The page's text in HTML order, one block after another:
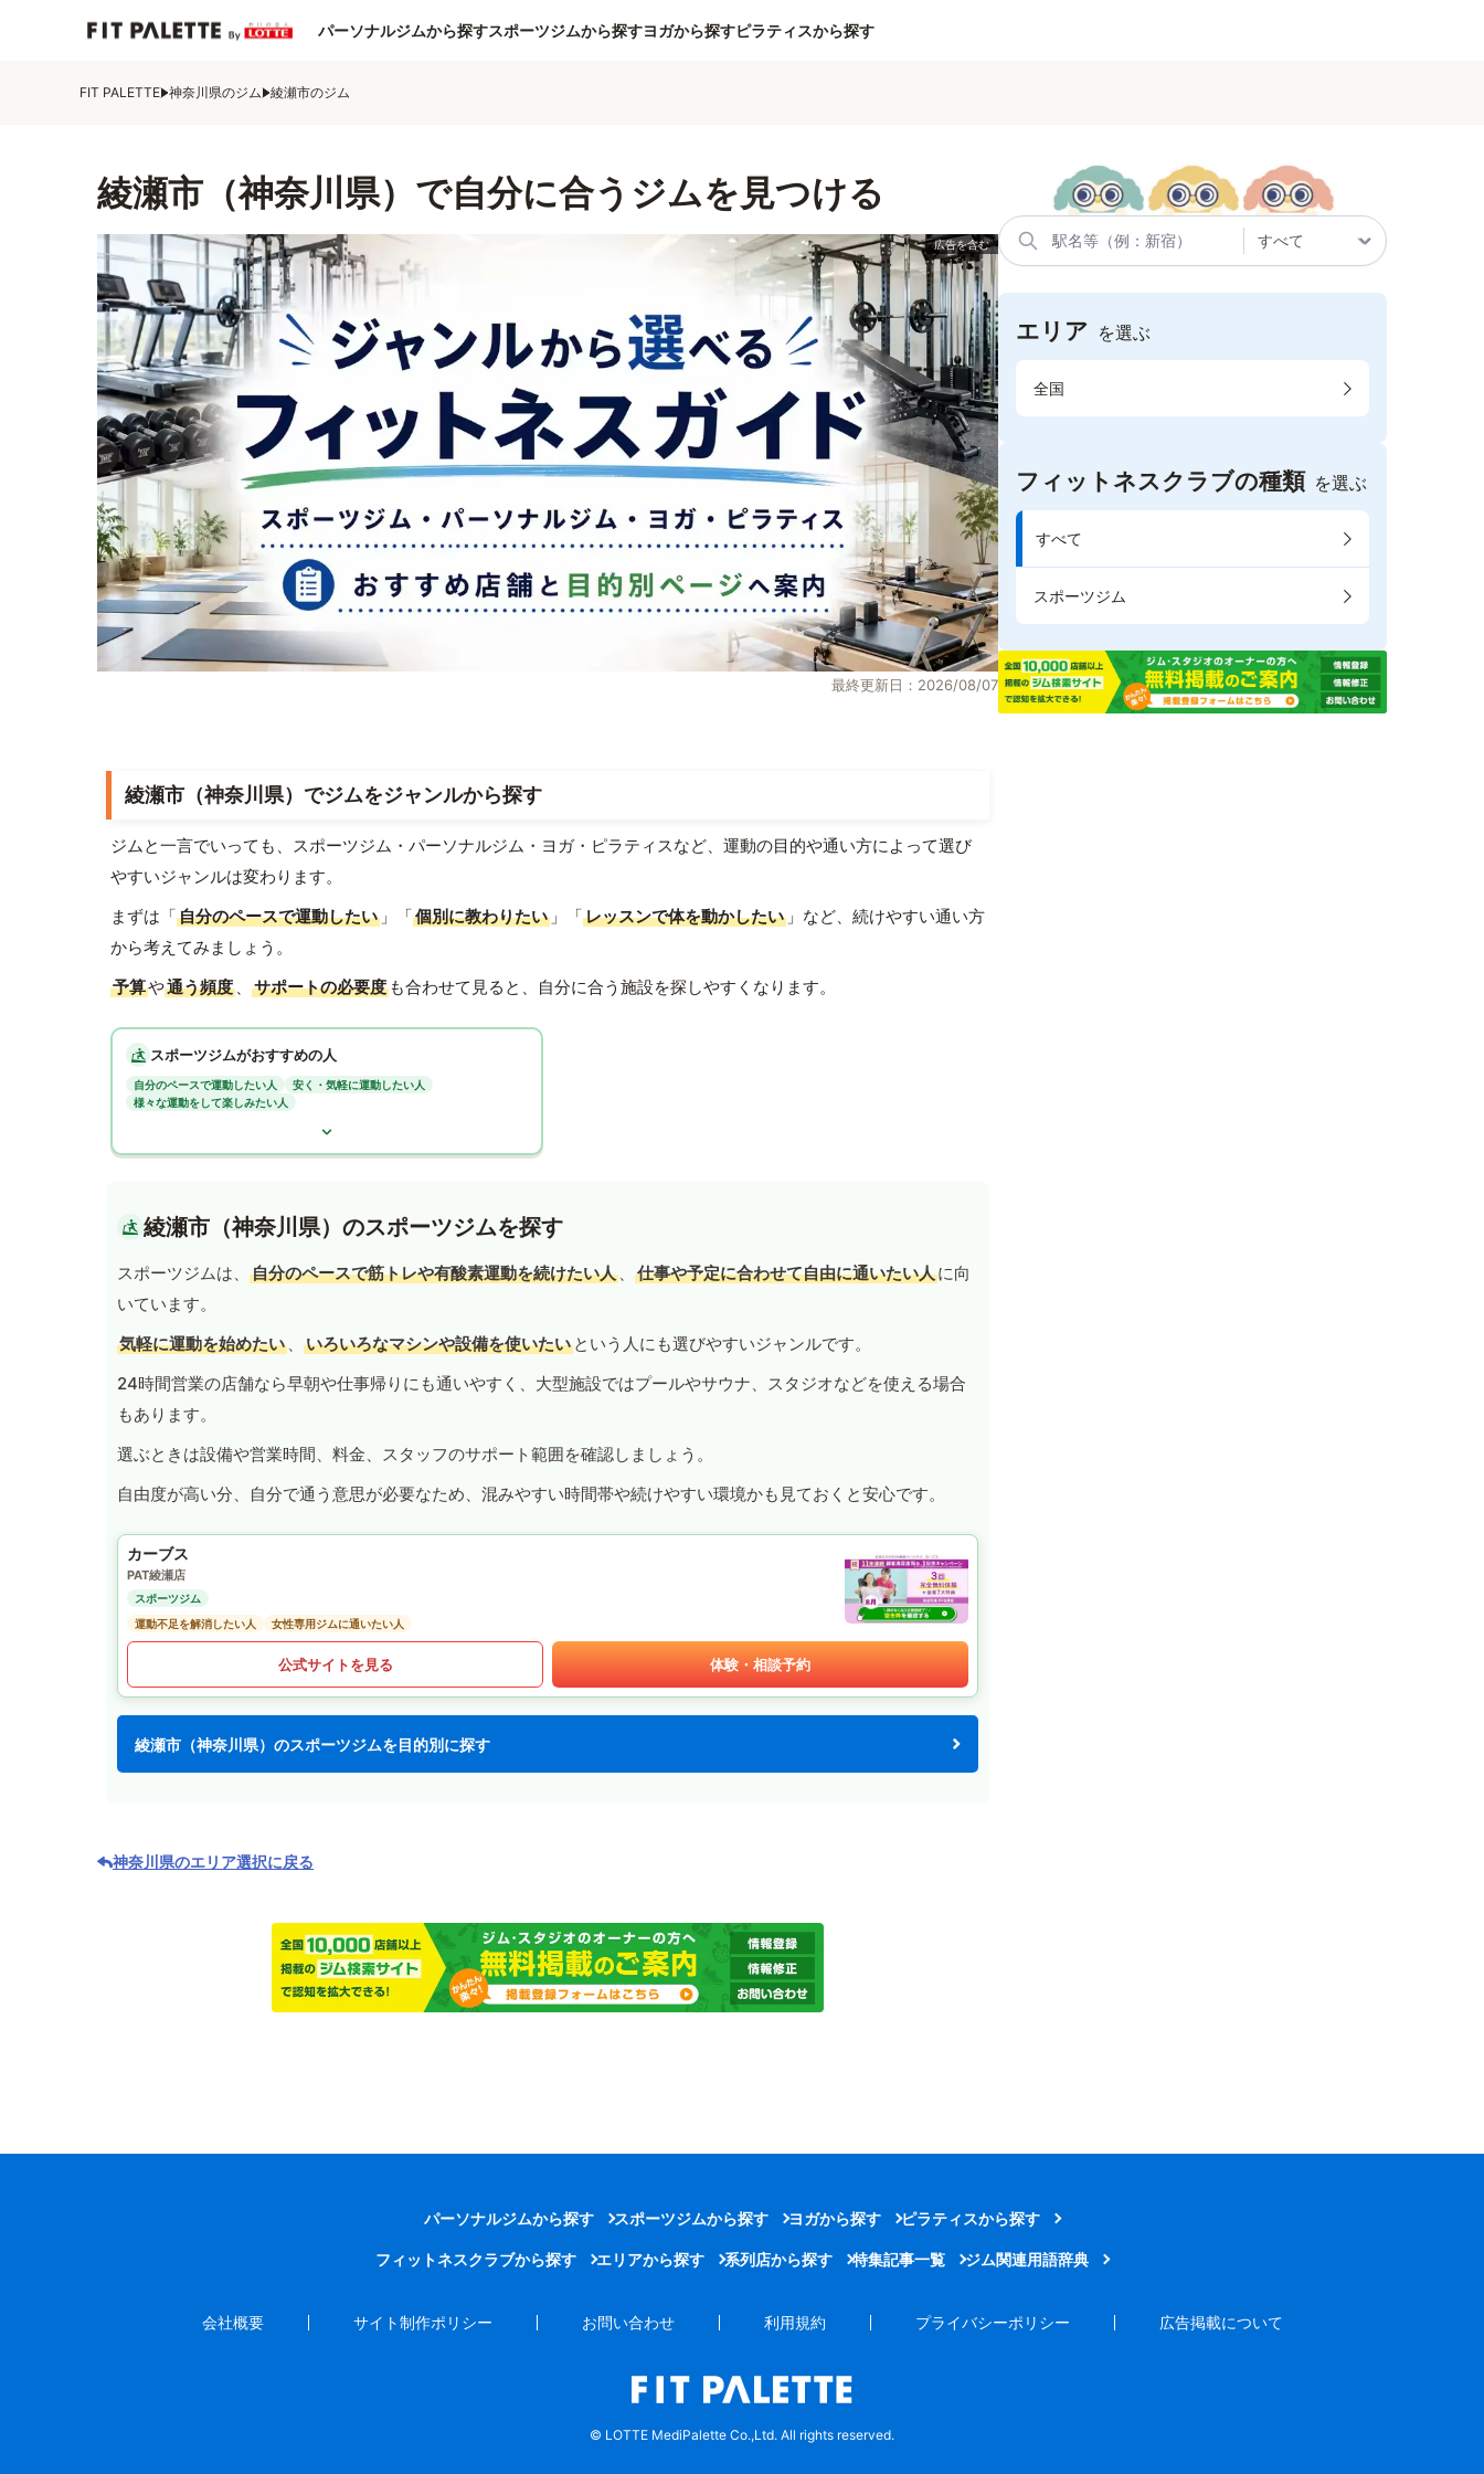
パーソナルジムから探すスポーツジムから探すヨガから探すピラティスから探す
FIT PALETTE 神奈川県のジム 綾瀬市のジム
綾瀬市（神奈川県）で自分に合うジムを見つける
最終更新日：2026/08/07
綾瀬市（神奈川県）でジムをジャンルから探す
ジムと一言でいっても、スポーツジム・パーソナルジム・ヨガ・ピラティスなど、運動の目的や通い方によって選び
やすいジャンルは変わります。
まずは「自分のペースで運動したい 」「個別に教わりたい 」「レッスンで体を動かしたい 」など、続けやすい通い方
から考えてみましょう。
予算や通う頻度 、 サポートの必要度 も合わせて見ると、自分に合う施設を探しやすくなります。
スポーツジムがおすすめの人
自分のペースで運動したい人
安く・気軽に運動したい人
様々な運動をして楽しみたい人
綾瀬市（神奈川県）のスポーツジムを探す
スポーツジムは、 自分のペースで筋トレや有酸素運動を続けたい人 、 仕事や予定に合わせて自由に通いたい人に向
いています。
気軽に運動を始めたい 、 いろいろなマシンや設備を使いたい という人にも選びやすいジャンルです。
24時間営業の店舗なら早朝や仕事帰りにも通いやすく、大型施設ではプールやサウナ、スタジオなどを使える場合
もあります。
選ぶときは設備や営業時間、料金、スタッフのサポート範囲を確認しましょう。
自由度が高い分、自分で通う意思が必要なため、混みやすい時間帯や続けやすい環境かも見ておくと安心です。
カーブス
PAT綾瀬店
スポーツジム
運動不足を解消したい人
女性専用ジムに通いたい人
公式サイトを見る 体験・相談予約
綾瀬市（神奈川県）のスポーツジムを目的別に探す
神奈川県のエリア選択に戻る
エリア を選ぶ
全国
フィットネスクラブの種類 を選ぶ
すべて
スポーツジム
パーソナルジムから探す スポーツジムから探す ヨガから探す ピラティスから探す
フィットネスクラブから探す エリアから探す 系列店から探す 特集記事一覧 ジム関連用語辞典
会社概要 サイト制作ポリシー お問い合わせ 利用規約 プライバシーポリシー 広告掲載について
© LOTTE MediPalette Co.,Ltd. All rights reserved.